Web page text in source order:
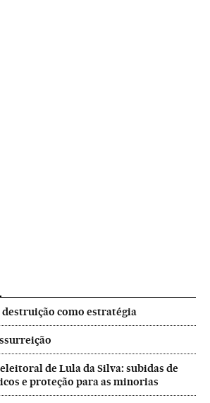
como estratégia
de Lula da Silva: subidas de
e proteção para as minorias